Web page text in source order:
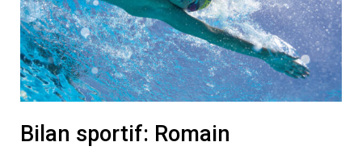
Bilan sportif: Romain